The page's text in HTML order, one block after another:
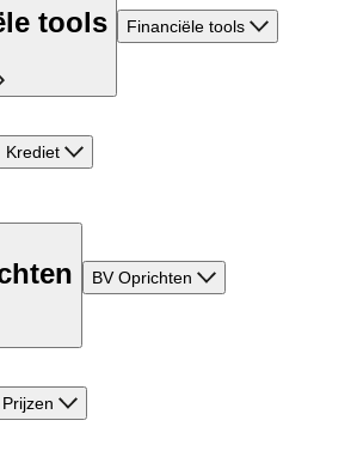
tools Financiële tools
Krediet
BV Oprichten
Prijzen